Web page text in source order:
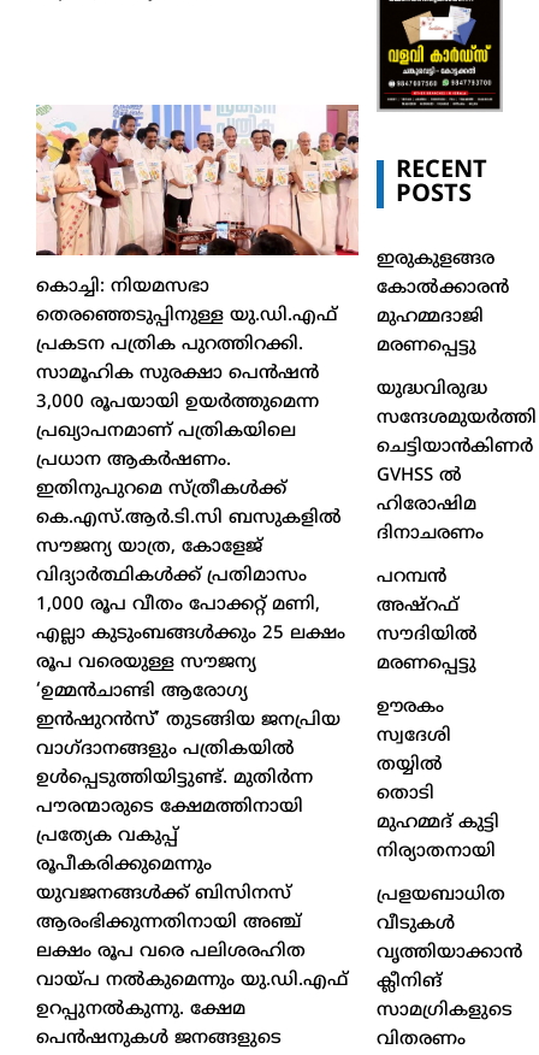
കൊച്ചി: നിയമസഭാ
തെരഞ്ഞെടുപ്പിനുള്ള യു.ഡി.എഫ്
പ്രകടന പത്രിക പുറത്തിറക്കി.
സാമൂഹിക സുരക്ഷാ പെൻഷൻ
3,000 രൂപയായി ഉയർത്തുമെന്ന
പ്രഖ്യാപനമാണ് പത്രികയിലെ
പ്രധാന ആകർഷണം.
ഇതിനുപുറമെ സ്ത്രീകൾക്ക്
കെ.എസ്.ആർ.ടി.സി ബസുകളിൽ
സൗജന്യ യാത്ര, കോളേജ്
വിദ്യാർത്ഥികൾക്ക് പ്രതിമാസം
1,000 രൂപ വീതം പോക്കറ്റ് മണി,
എല്ലാ കുടുംബങ്ങൾക്കും 25 ലക്ഷം
രൂപ വരെയുള്ള സൗജന്യ
‘ഉമ്മൻചാണ്ടി ആരോഗ്യ
ഇൻഷുറൻസ്’ തുടങ്ങിയ ജനപ്രിയ
വാഗ്ദാനങ്ങളും പത്രികയിൽ
ഉൾപ്പെടുത്തിയിട്ടുണ്ട്. മുതിർന്ന
പൗരന്മാരുടെ ക്ഷേമത്തിനായി
പ്രത്യേക വകുപ്പ്
രൂപീകരിക്കുമെന്നും
യുവജനങ്ങൾക്ക് ബിസിനസ്
ആരംഭിക്കുന്നതിനായി അഞ്ച്
ലക്ഷം രൂപ വരെ പലിശരഹിത
വായ്പ നൽകുമെന്നും യു.ഡി.എഫ്
ഉറപ്പുനൽകുന്നു. ക്ഷേമ
പെൻഷനുകൾ ജനങ്ങളുടെ
RECENT
POSTS
ഇരുകുളങ്ങര
കോൽക്കാരൻ
മുഹമ്മദാജി
മരണപ്പെട്ടു
യുദ്ധവിരുദ്ധ
സന്ദേശമുയർത്തി
ചെട്ടിയാൻകിണർ
GVHSS ൽ
ഹിരോഷിമ
ദിനാചരണം
പറമ്പൻ
അഷ്‌റഫ്
സൗദിയിൽ
മരണപ്പെട്ടു
ഊരകം
സ്വദേശി
തയ്യിൽ
തൊടി
മുഹമ്മദ് കുട്ടി
നിര്യാതനായി
പ്രളയബാധിത
വീടുകൾ
വൃത്തിയാക്കാൻ
ക്ലീനിങ്
സാമഗ്രികളുടെ
വിതരണം